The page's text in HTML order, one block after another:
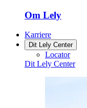
Om Lely
Karriere
Dit Lely Center
Locator
Dit Lely Center